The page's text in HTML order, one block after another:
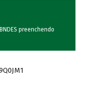
preenchendo